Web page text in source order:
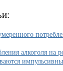
секс
и
у
алкоголя на